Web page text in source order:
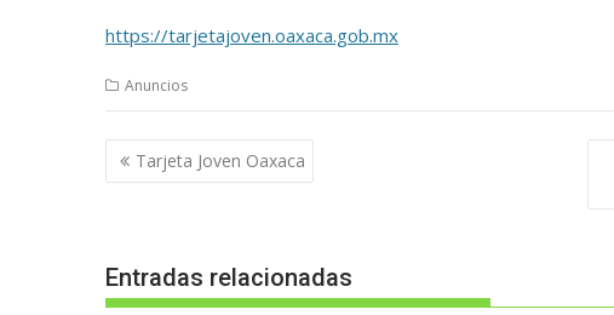
https://tarjetajoven.oaxaca.gob.mx
Anuncios
Navegación
de
Tarjeta Joven Oaxaca
Entradas relacionadas